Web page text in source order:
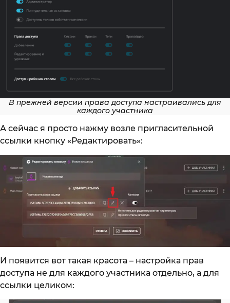
В прежней версии права доступа настраивались для
каждого участника
А сейчас я просто нажму возле пригласительной
ссылки кнопку «Редактировать»:
И появится вот такая красота – настройка прав
доступа не для каждого участника отдельно, а для
ссылки целиком: